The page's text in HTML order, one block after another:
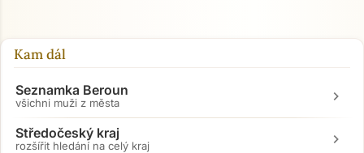
Kam dál
Seznamka Beroun
všichni muži z města chevron_right
Středočeský kraj
rozšířit hledání na celý kraj chevron_right